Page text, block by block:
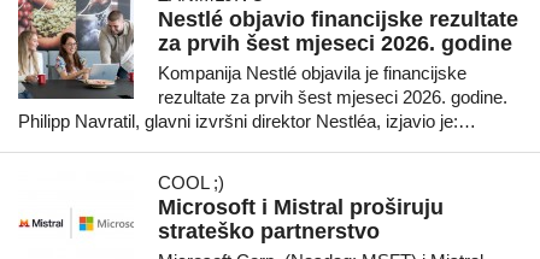
Nestlé objavio financijske rezultate
za prvih šest mjeseci 2026. godine
Kompanija Nestlé objavila je financijske
rezultate za prvih šest mjeseci 2026. godine.
Philipp Navratil, glavni izvršni direktor Nestléa, izjavio je:…
COOL ;)
Microsoft i Mistral proširuju
strateško partnerstvo